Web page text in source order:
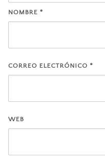
NOMBRE *
CORREO ELECTRÓNICO *
WEB